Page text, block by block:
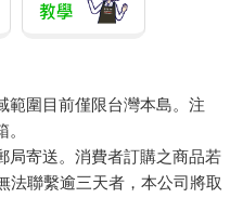
範圍目前僅限台灣本島。注
局寄送。消費者訂購之商品若
法聯繫逾三天者，本公司將取